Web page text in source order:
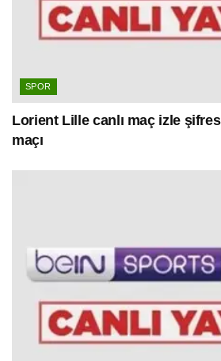
SPOR
Lorient Lille canlı maç izle
maçı